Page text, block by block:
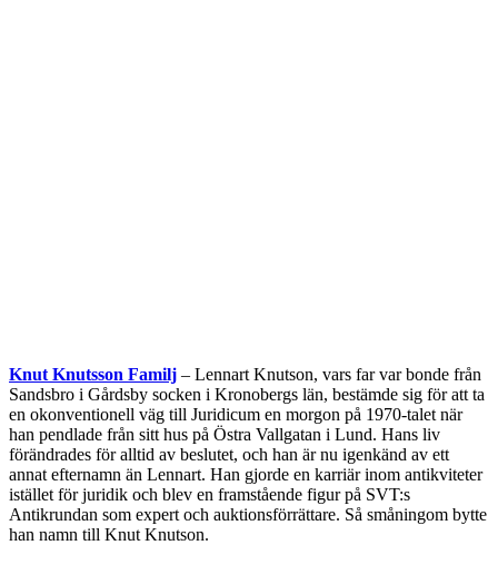
Knut Knutsson Familj – Lennart Knutson, vars far var bonde från
Sandsbro i Gårdsby socken i Kronobergs län, bestämde sig för att ta
en okonventionell väg till Juridicum en morgon på 1970-talet när
han pendlade från sitt hus på Östra Vallgatan i Lund. Hans liv
förändrades för alltid av beslutet, och han är nu igenkänd av ett
annat efternamn än Lennart. Han gjorde en karriär inom antikviteter
istället för juridik och blev en framstående figur på SVT:s
Antikrundan som expert och auktionsförrättare. Så småningom bytte
han namn till Knut Knutson.